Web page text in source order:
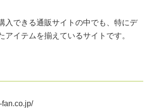
入できる通販サイトの中でも、特にデ
アイテムを揃えているサイトです。
fan.co.jp/